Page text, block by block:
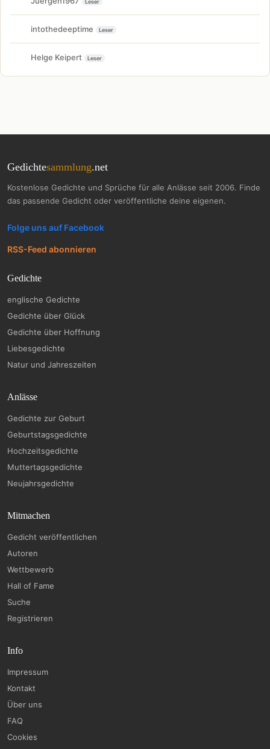
intothedeeptime Leser
Helge Keipert Leser
Gedichtesammlung.net
Kostenlose Gedichte und Sprüche für alle Anlässe seit 2006. Finde
das passende Gedicht oder veröffentliche deine eigenen.
Folge uns auf Facebook
RSS-Feed abonnieren
Gedichte
englische Gedichte
Gedichte über Glück
Gedichte über Hoffnung
Liebesgedichte
Natur und Jahreszeiten
Anlässe
Gedichte zur Geburt
Geburtstagsgedichte
Hochzeitsgedichte
Muttertagsgedichte
Neujahrsgedichte
Mitmachen
Gedicht veröffentlichen
Autoren
Wettbewerb
Hall of Fame
Suche
Registrieren
Info
Impressum
Kontakt
Über uns
FAQ
Cookies